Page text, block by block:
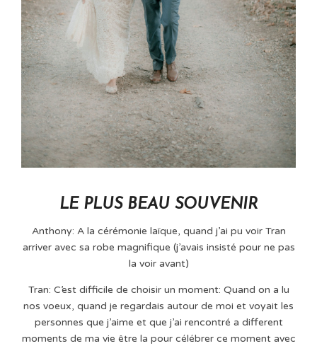
LE PLUS BEAU SOUVENIR
Anthony: A la cérémonie laïque, quand j’ai pu voir Tran
arriver avec sa robe magnifique (j’avais insisté pour ne pas
la voir avant)
Tran: C’est difficile de choisir un moment: Quand on a lu
nos voeux, quand je regardais autour de moi et voyait les
personnes que j’aime et que j’ai rencontré a different
moments de ma vie être la pour célébrer ce moment avec